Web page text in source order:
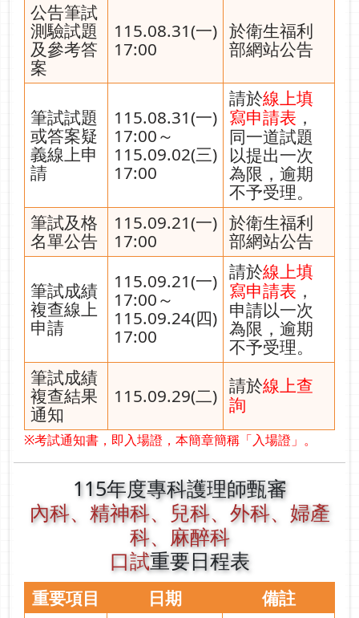
公告筆試
測驗試題
及參考答
案
115.08.31(一)
17:00
於衛生福利
部網站公告
筆試試題
或答案疑
義線上申
請
115.08.31(一)
17:00～
115.09.02(三)
17:00
請於線上填
寫申請表 ，
同一道試題
以提出一次
為限，逾期
不予受理。
筆試及格
名單公告
115.09.21(一)
17:00
於衛生福利
部網站公告
筆試成績
複查線上
申請
115.09.21(一)
17:00～
115.09.24(四)
17:00
請於線上填
寫申請表 ，
申請以一次
為限，逾期
不予受理。
筆試成績
複查結果
通知
115.09.29(二) 請於線上查
詢
※考試通知書，即入場證，本簡章簡稱「入場證」。
115年度專科護理師甄審
內科、精神科、兒科、外科、婦產
科、麻醉科
口試重要日程表
重要項目 日期 備註